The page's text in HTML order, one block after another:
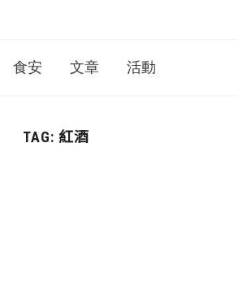
食安 文章 活動
TAG: 紅酒